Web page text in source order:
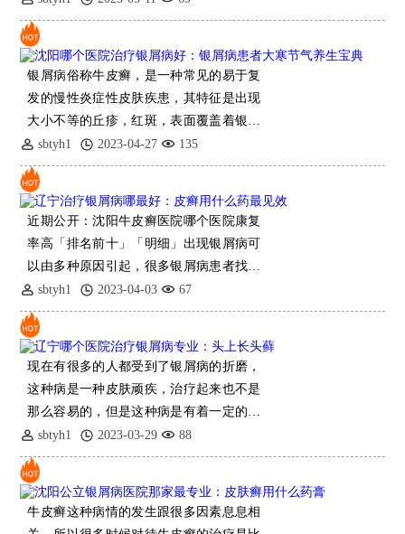
银屑病俗称牛皮癣，是一种常见的易于复
发的慢性炎症性皮肤疾患，其特征是出现
大小不等的丘疹，红斑，表面覆盖着银白
色鳞屑，边界清楚，好发于头皮、四肢伸
侧及背部。银屑病虽不直接影响生
sbtyh1 2023-04-27 135
近期公开：沈阳牛皮癣医院哪个医院康复
率高「排名前十」「明细」出现银屑病可
以由多种原因引起，很多银屑病患者找不
到明确病因。因此出现银屑病情况非常复
杂，我们需
sbtyh1 2023-04-03 67
现在有很多的人都受到了银屑病的折磨，
这种病是一种皮肤顽疾，治疗起来也不是
那么容易的，但是这种病是有着一定的顽
固性的，并不是治疗好了就能治好的，患
上这种病之后会出现很多的并发症，比如
说可以导致皮肤
sbtyh1 2023-03-29 88
牛皮癣这种病情的发生跟很多因素息息相